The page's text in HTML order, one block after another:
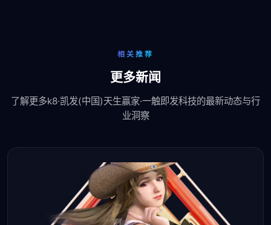
相关推荐
更多新闻
了解更多k8·凯发(中国)天生赢家·一触即发科技的最新动态与行
业洞察